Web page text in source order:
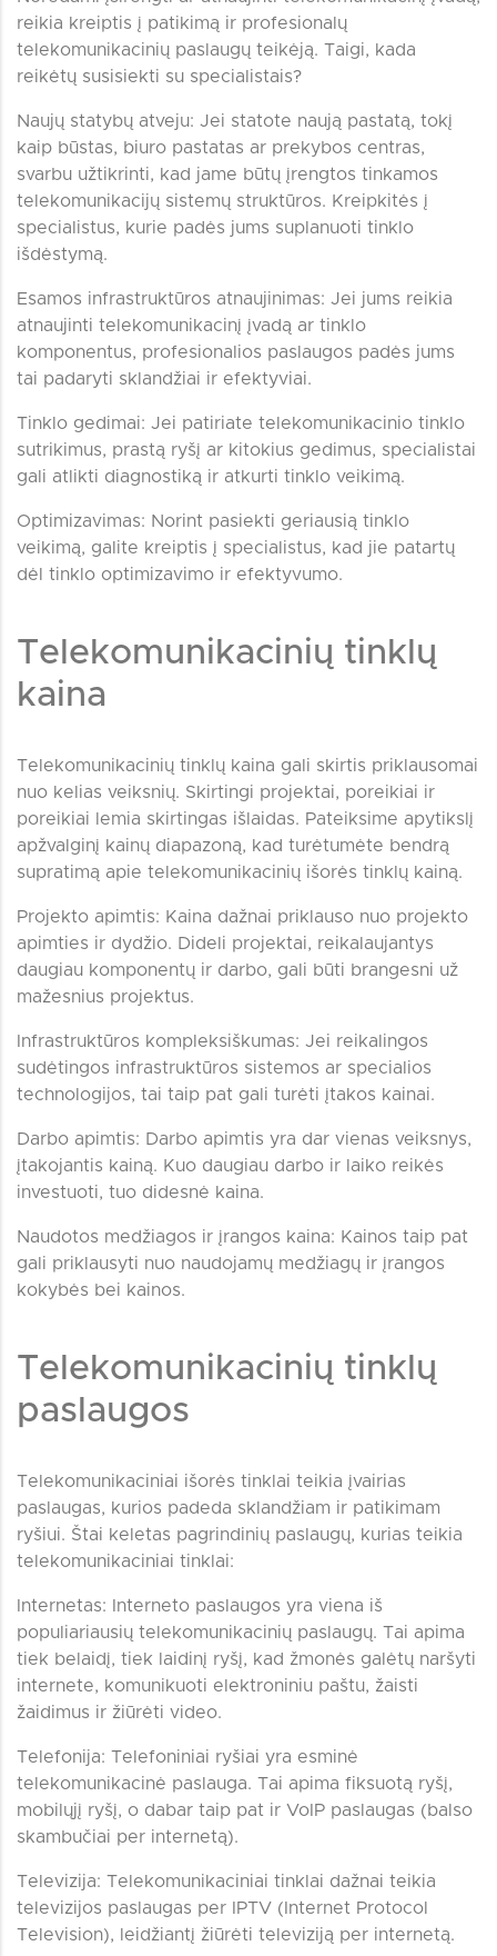
reikia kreiptis į patikimą ir profesionalų
telekomunikacinių paslaugų teikėją. Taigi, kada
reikėtų susisiekti su specialistais?
Naujų statybų atveju: Jei statote naują pastatą, tokį
kaip būstas, biuro pastatas ar prekybos centras,
svarbu užtikrinti, kad jame būtų įrengtos tinkamos
telekomunikacijų sistemų struktūros. Kreipkitės į
specialistus, kurie padės jums suplanuoti tinklo
išdėstymą.
Esamos infrastruktūros atnaujinimas: Jei jums reikia
atnaujinti telekomunikacinį įvadą ar tinklo
komponentus, profesionalios paslaugos padės jums
tai padaryti sklandžiai ir efektyviai.
Tinklo gedimai: Jei patiriate telekomunikacinio tinklo
sutrikimus, prastą ryšį ar kitokius gedimus, specialistai
gali atlikti diagnostiką ir atkurti tinklo veikimą.
Optimizavimas: Norint pasiekti geriausią tinklo
veikimą, galite kreiptis į specialistus, kad jie patartų
dėl tinklo optimizavimo ir efektyvumo.
Telekomunikacinių tinklų
kaina
Telekomunikacinių tinklų kaina gali skirtis priklausomai
nuo kelias veiksnių. Skirtingi projektai, poreikiai ir
poreikiai lemia skirtingas išlaidas. Pateiksime apytikslį
apžvalginį kainų diapazoną, kad turėtumėte bendrą
supratimą apie telekomunikacinių išorės tinklų kainą.
Projekto apimtis: Kaina dažnai priklauso nuo projekto
apimties ir dydžio. Dideli projektai, reikalaujantys
daugiau komponentų ir darbo, gali būti brangesni už
mažesnius projektus.
Infrastruktūros kompleksiškumas: Jei reikalingos
sudėtingos infrastruktūros sistemos ar specialios
technologijos, tai taip pat gali turėti įtakos kainai.
Darbo apimtis: Darbo apimtis yra dar vienas veiksnys,
įtakojantis kainą. Kuo daugiau darbo ir laiko reikės
investuoti, tuo didesnė kaina.
Naudotos medžiagos ir įrangos kaina: Kainos taip pat
gali priklausyti nuo naudojamų medžiagų ir įrangos
kokybės bei kainos.
Telekomunikacinių tinklų
paslaugos
Telekomunikaciniai išorės tinklai teikia įvairias
paslaugas, kurios padeda sklandžiam ir patikimam
ryšiui. Štai keletas pagrindinių paslaugų, kurias teikia
telekomunikaciniai tinklai:
Internetas: Interneto paslaugos yra viena iš
populiariausių telekomunikacinių paslaugų. Tai apima
tiek belaidį, tiek laidinį ryšį, kad žmonės galėtų naršyti
internete, komunikuoti elektroniniu paštu, žaisti
žaidimus ir žiūrėti video.
Telefonija: Telefoniniai ryšiai yra esminė
telekomunikacinė paslauga. Tai apima fiksuotą ryšį,
mobilųjį ryšį, o dabar taip pat ir VoIP paslaugas (balso
skambučiai per internetą).
Televizija: Telekomunikaciniai tinklai dažnai teikia
televizijos paslaugas per IPTV (Internet Protocol
Television), leidžiantį žiūrėti televiziją per internetą.